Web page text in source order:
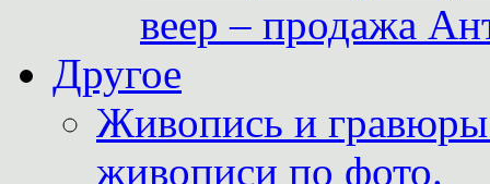
веер – продажа
Другое
Живопись и
живописи по фото.